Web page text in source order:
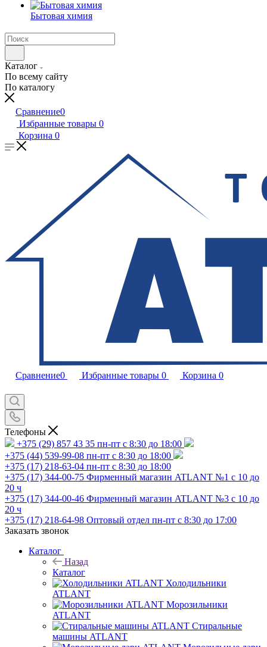
Бытовая химия
Каталог
По всему сайту
По каталогу
Сравнение0
Избранные товары 0
Корзина 0
Сравнение0 Избранные товары 0 Корзина 0
Телефоны
+375 (29) 857 43 35 пн-пт с 8:30 до 18:00
+375 (44) 539-99-08 пн-пт с 8:30 до 18:00
+375 (17) 218-63-04 пн-пт с 8:30 до 18:00
+375 (17) 344-00-75 Фирменный магазин ATLANT №1 с 10 до
20 ч
+375 (17) 344-00-46 Фирменный магазин ATLANT №3 с 10 до
20 ч
+375 (17) 218-64-98 Оптовый отдел пн-пт с 8:30 до 17:00
Заказать звонок
Каталог
Назад
Каталог
Холодильники
ATLANT
Морозильники
ATLANT
Стиральные
машины ATLANT